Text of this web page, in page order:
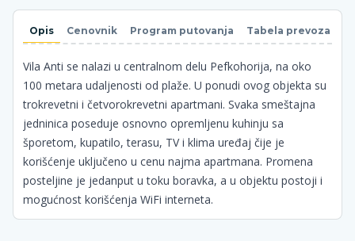
Opis Cenovnik Program putovanja Tabela prevoza
Vila Anti se nalazi u centralnom delu Pefkohorija, na oko
100 metara udaljenosti od plaže. U ponudi ovog objekta su
trokrevetni i četvorokrevetni apartmani. Svaka smeštajna
jedninica poseduje osnovno opremljenu kuhinju sa
šporetom, kupatilo, terasu, TV i klima uređaj čije je
korišćenje uključeno u cenu najma apartmana. Promena
posteljine je jedanput u toku boravka, a u objektu postoji i
mogućnost korišćenja WiFi interneta.